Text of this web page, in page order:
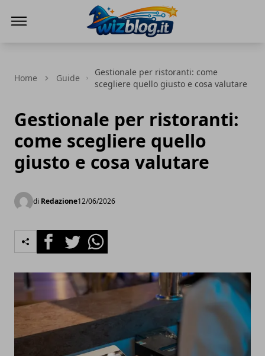
Home Guide
Gestionale per ristoranti: come
scegliere quello giusto e cosa valutare
Gestionale per ristoranti:
come scegliere quello
giusto e cosa valutare
di Redazione12/06/2026
FacebookTwitterWhatsapp